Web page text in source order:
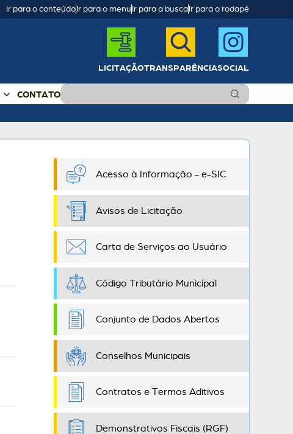
Ir para o conteúdoIr para o menu Ir para a buscaIr para o rodapé
LICITAÇÃOTRANSPARÊNCIASOCIAL
CONTATO
Acesso à Informação - e-SIC
Avisos de Licitação
Carta de Serviços ao Usuário
Código Tributário Municipal
Conjunto de Dados Abertos
Conselhos Municipais
Contratos e Termos Aditivos
Demonstrativos Fiscais (RGF)